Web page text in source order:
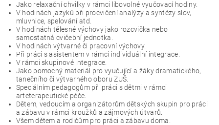
Jako relaxační chvilky v rámci libovolné vyučovací hodiny.
V hodinách jazyků při procvičení analýzy a syntézy slov,
mluvnice, spelování atd.
V hodinách tělesné výchovy jako rozcvička nebo
samostatná cvičební jednotka.
V hodinách výtvarné či pracovní výchovy.
Při práci s asistentem v rámci individuální integrace.
V rámci skupinové integrace.
Jako pomocný materiál pro vyučující a žáky dramatického,
tanečního či výtvarného oboru ZUŠ.
Speciálním pedagogům při práci s dětmi v rámci
arteterapeutické péče.
Dětem, vedoucím a organizátorům dětských skupin pro práci
a zábavu v rámci kroužků a zájmových útvarů.
Všem dětem a rodičům pro práci a zábavu doma.